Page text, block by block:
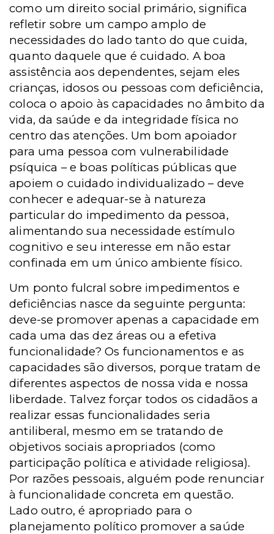
como um direito social primário, significa
refletir sobre um campo amplo de
necessidades do lado tanto do que cuida,
quanto daquele que é cuidado. A boa
assistência aos dependentes, sejam eles
crianças, idosos ou pessoas com deficiência,
coloca o apoio às capacidades no âmbito da
vida, da saúde e da integridade física no
centro das atenções. Um bom apoiador
para uma pessoa com vulnerabilidade
psíquica – e boas políticas públicas que
apoiem o cuidado individualizado – deve
conhecer e adequar-se à natureza
particular do impedimento da pessoa,
alimentando sua necessidade estímulo
cognitivo e seu interesse em não estar
confinada em um único ambiente físico.
Um ponto fulcral sobre impedimentos e
deficiências nasce da seguinte pergunta:
deve-se promover apenas a capacidade em
cada uma das dez áreas ou a efetiva
funcionalidade? Os funcionamentos e as
capacidades são diversos, porque tratam de
diferentes aspectos de nossa vida e nossa
liberdade. Talvez forçar todos os cidadãos a
realizar essas funcionalidades seria
antiliberal, mesmo em se tratando de
objetivos sociais apropriados (como
participação política e atividade religiosa).
Por razões pessoais, alguém pode renunciar
à funcionalidade concreta em questão.
Lado outro, é apropriado para o
planejamento político promover a saúde